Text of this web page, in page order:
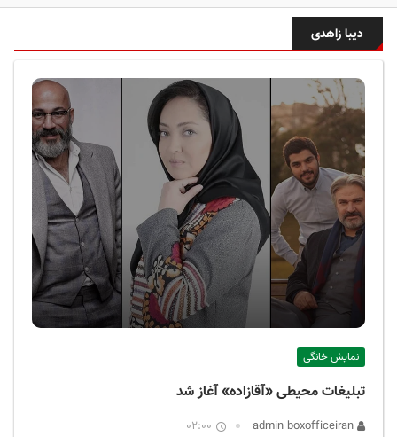
ک
آ
س
ا
ی
ر
ا
ن
دیبا زاهدی
نمایش خانگی
تبلیغات محیطی «آقازاده» آغاز شد
02:00